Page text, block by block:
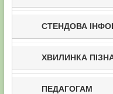
СТЕНДОВА
ХВИЛИНКА
ПЕДАГОГАМ